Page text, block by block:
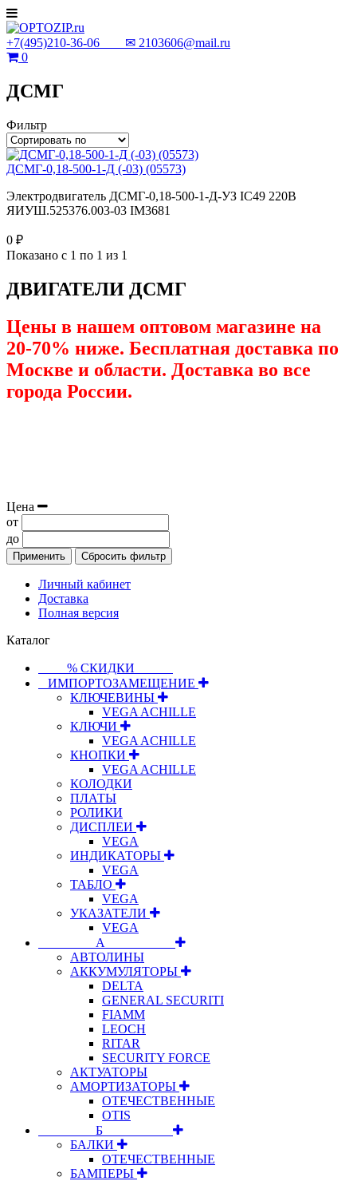
+7(495)210-36-06 ✉ 2103606@mail.ru
0
ДСМГ
Фильтр
ДСМГ-0,18-500-1-Д (-03) (05573)
Электродвигатель ДСМГ-0,18-500-1-Д-УЗ IC49 220В
ЯИУШ.525376.003-03 IM3681
0 ₽
Показано с 1 по 1 из 1
ДВИГАТЕЛИ ДСМГ
Цены в нашем оптовом магазине на
20-70% ниже. Бесплатная доставка по
Москве и области. Доставка во все
города России.
Цена
от
до
Применить Сбросить фильтр
Личный кабинет
Доставка
Полная версия
Каталог
⠀⠀⠀% СКИДКИ⠀⠀⠀⠀
⠀ИМПОРТОЗАМЕЩЕНИЕ
КЛЮЧЕВИНЫ
VEGA ACHILLE
КЛЮЧИ
VEGA ACHILLE
КНОПКИ
VEGA ACHILLE
КОЛОДКИ
ПЛАТЫ
РОЛИКИ
ДИСПЛЕИ
VEGA
ИНДИКАТОРЫ
VEGA
ТАБЛО
VEGA
УКАЗАТЕЛИ
VEGA
⠀⠀⠀⠀⠀⠀А⠀⠀⠀⠀⠀⠀⠀
АВТОЛИНЫ
АККУМУЛЯТОРЫ
DELTA
GENERAL SECURITI
FIAMM
LEOCH
RITAR
SECURITY FORCE
АКТУАТОРЫ
АМОРТИЗАТОРЫ
ОТЕЧЕСТВЕННЫЕ
OTIS
⠀⠀⠀⠀⠀⠀Б⠀⠀⠀⠀⠀⠀⠀
БАЛКИ
ОТЕЧЕСТВЕННЫЕ
БАМПЕРЫ